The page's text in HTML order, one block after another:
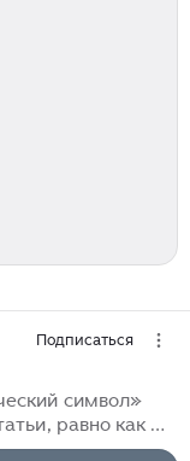
Подписаться
символ»
равно как и
и даже,